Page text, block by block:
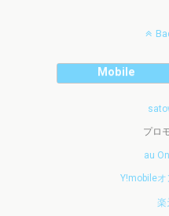
Mobile
プロ
au
Y!mobileオ
楽